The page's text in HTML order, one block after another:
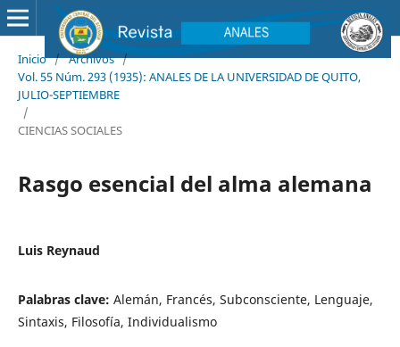
Inicio / Archivos /
Vol. 55 Núm. 293 (1935): ANALES DE LA UNIVERSIDAD DE QUITO,
JULIO-SEPTIEMBRE
/
CIENCIAS SOCIALES
Rasgo esencial del alma alemana
Luis Reynaud
Palabras clave: Alemán, Francés, Subconsciente, Lenguaje,
Sintaxis, Filosofía, Individualismo